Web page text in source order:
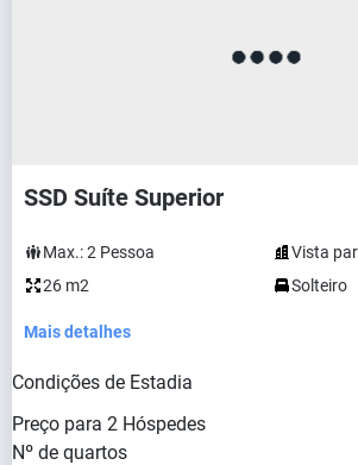
SSD Suíte Superior
Max.:2 Pessoa
Vista
26 m2
Solteiro
Mais detalhes
Condições de Estadia
Preço para 2 Hóspedes
Nº de quartos